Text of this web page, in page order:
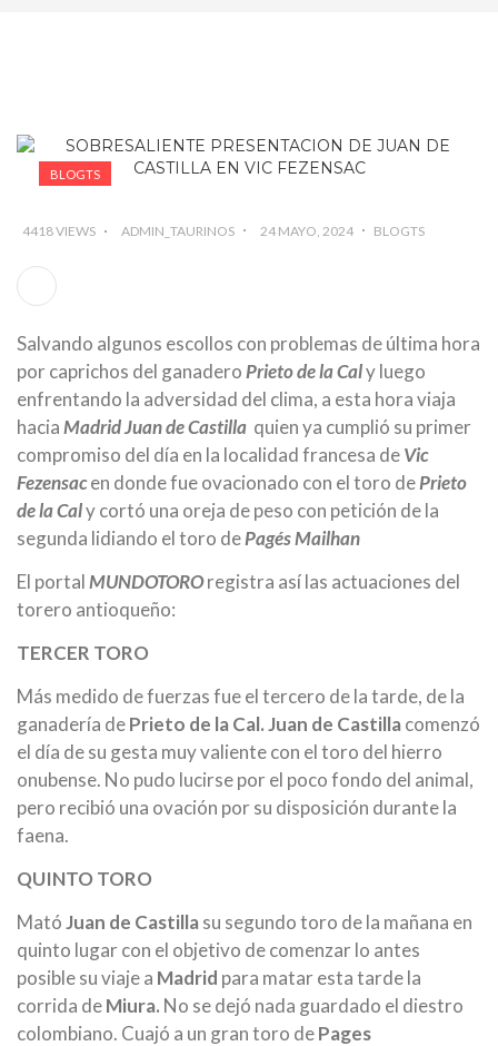
BLOGTS
4418 VIEWS ADMIN_TAURINOS 24 MAYO, 2024 BLOGTS
Salvando algunos escollos con problemas de última hora
por caprichos del ganadero Prieto de la Caly luego
enfrentando la adversidad del clima, a esta hora viaja
haciaMadrid Juan de Castilla quien ya cumplió su primer
compromiso del día en la localidad francesa deVic
Fezensacen donde fue ovacionado con el toro dePrieto
de la Caly cortó una oreja de peso con petición de la
segunda lidiando el toro dePagés Mailhan
El portalMUNDOTOROregistra así las actuaciones del
torero antioqueño:
TERCER TORO
Más medido de fuerzas fue el tercero de la tarde, de la
ganadería dePrieto de la Cal. Juan de Castillacomenzó
el día de su gesta muy valiente con el toro del hierro
onubense. No pudo lucirse por el poco fondo del animal,
pero recibió una ovación por su disposición durante la
faena.
QUINTO TORO
MatóJuan de Castillasu segundo toro de la mañana en
quinto lugar con el objetivo de comenzar lo antes
posible su viaje a Madrid para matar esta tarde la
corrida deMiura. No se dejó nada guardado el diestro
colombiano. Cuajó a un gran toro dePages